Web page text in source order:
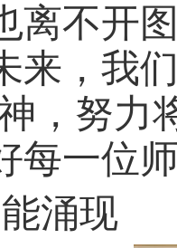
离不开
来，我
，努力
每一位
涌现